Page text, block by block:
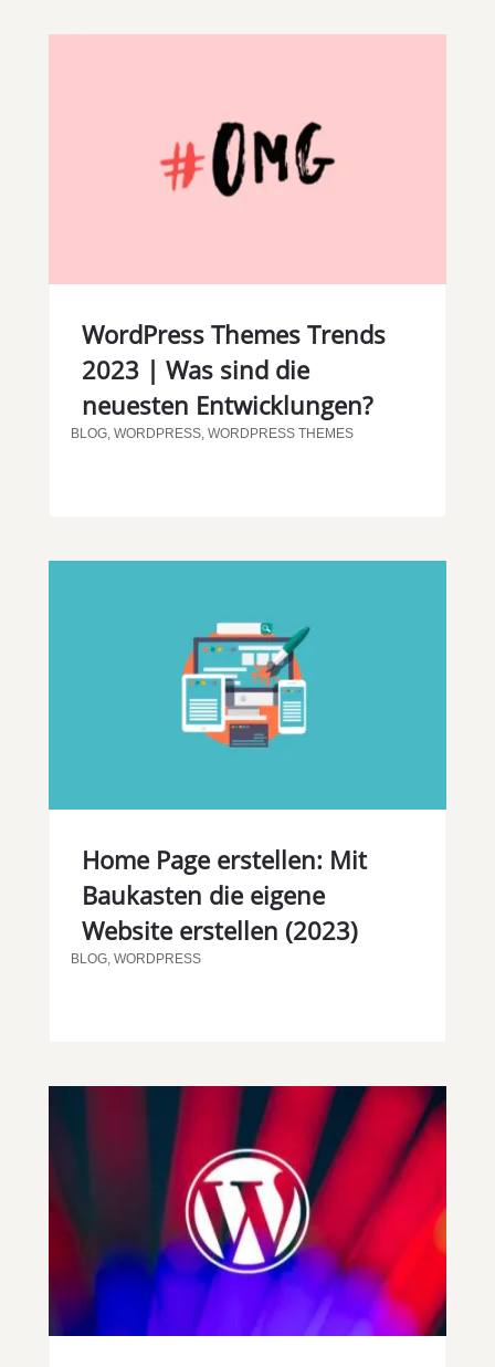
WordPress Themes Trends
2023 | Was sind die
neuesten Entwicklungen?
BLOG, WORDPRESS, WORDPRESS THEMES
Home Page erstellen: Mit
Baukasten die eigene
Website erstellen (2023)
BLOG, WORDPRESS